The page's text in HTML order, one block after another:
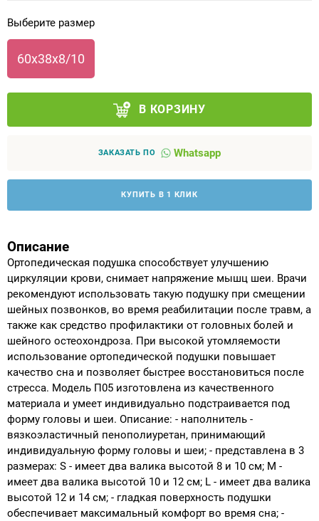
Выберите размер
60х38х8/10
В КОРЗИНУ
ЗАКАЗАТЬ ПО Whatsapp
КУПИТЬ В 1 КЛИК
Описание
Ортопедическая подушка способствует улучшению
циркуляции крови, снимает напряжение мышц шеи. Врачи
рекомендуют использовать такую подушку при смещении
шейных позвонков, во время реабилитации после травм, а
также как средство профилактики от головных болей и
шейного остеохондроза. При высокой утомляемости
использование ортопедической подушки повышает
качество сна и позволяет быстрее восстановиться после
стресса. Модель П05 изготовлена из качественного
материала и умеет индивидуально подстраивается под
форму головы и шеи. Описание: - наполнитель -
вязкоэластичный пенополиуретан, принимающий
индивидуальную форму головы и шеи; - представлена в 3
размерах: S - имеет два валика высотой 8 и 10 см; M -
имеет два валика высотой 10 и 12 см; L - имеет два валика
высотой 12 и 14 см; - гладкая поверхность подушки
обеспечивает максимальный комфорт во время сна; -
Аппараты на суставы
Санитарные приспособления для
инвалидов
Противопролежневые матрасы, подушки
ОПОРЫ, ВЕРТИКАЛИЗАТОРЫ, Оборудование
Индивидуальное изготовление